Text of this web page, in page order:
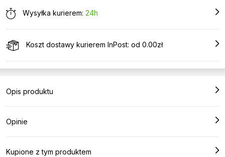
Wysyłka kurierem: 24h
Koszt dostawy kurierem InPost: od 0.00zł
Opis produktu
Opinie
Kupione z tym produktem